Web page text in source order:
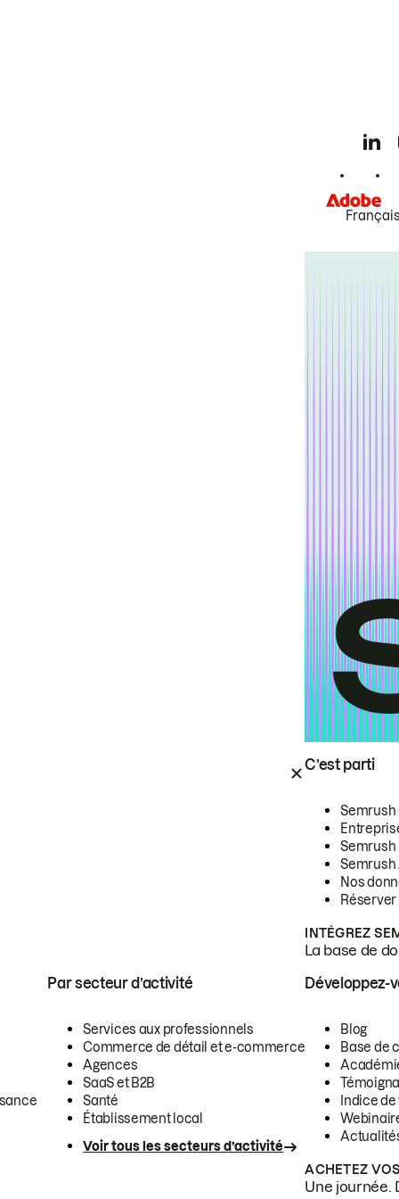
C’est parti
Semrush
Semrush
Semrush
Nos
INTÉGREZ
La base de
Par secteur d’activité
Services aux professionnels
Commerce de détail et e-commerce
Agences
SaaS et B2B
Santé
Établissement local
Voir tous les secteurs d’activité
Développez-
Blog
Base de
Indice
ACHETEZ
Une journée.